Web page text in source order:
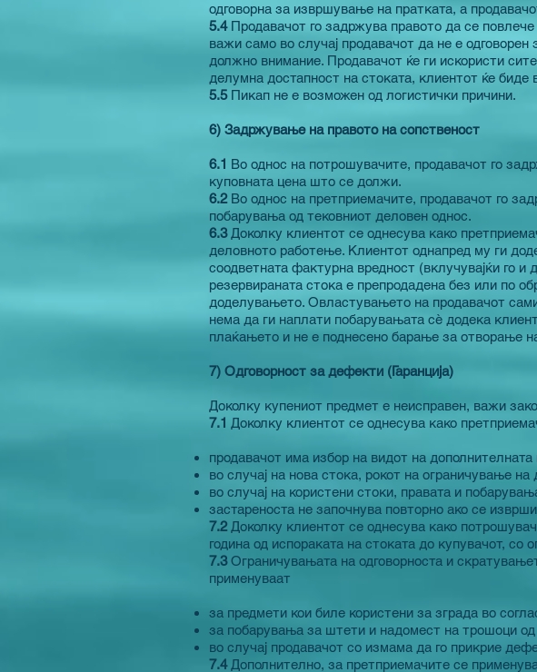
одговорна за извршување на пратката, а
5.4 Продавачот го задржува правото да се
важи само во случај продавачот да не е
должно внимание. Продавачот ќе ги искористи
делумна достапност на стоката, клиентот ќе
5.5 Пикап не е возможен од логистички причини.
6) Задржување на правото на сопственост
6.1 Во однос на потрошувачите, продавачот го
куповната цена што се должи.
6.2 Во однос на претприемачите, продавачот го
побарувања од тековниот деловен однос.
6.3 Доколку клиентот се однесува како
деловното работење. Клиентот однапред му ги
соодветната фактурна вредност (вклучувајќи го
резервираната стока е препродадена без или по
доделувањето. Овластувањето на продавачот
нема да ги наплати побарувањата сè додека
плаќањето и не е поднесено барање за отворање
7) Одговорност за дефекти (Гаранција)
Доколку купениот предмет е неисправен, важи
7.1 Доколку клиентот се однесува како
продавачот има избор на видот на дополнителната
во случај на нова стока, рокот на ограничување
во случај на користени стоки, правата и
застареноста не започнува повторно ако се
7.2 Доколку клиентот се однесува како
година од испораката на стоката до купувачот, со
7.3 Ограничувањата на одговорноста и
применуваат
за предмети кои биле користени за зграда во
за побарувања за штети и надомест на трошоци од
во случај продавачот со измама да го прикрие
7.4 Дополнително, за претприемачите се